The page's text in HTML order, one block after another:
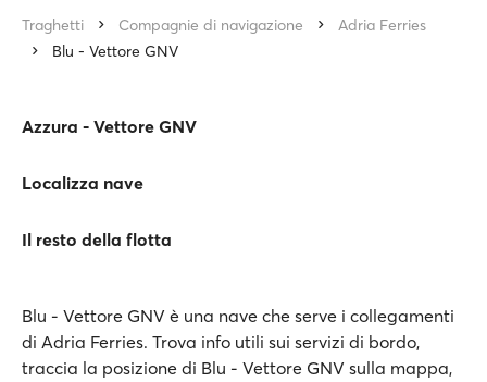
Traghetti Compagnie di navigazione
Adria Ferries
Blu - Vettore GNV
Azzura - Vettore GNV
Localizza nave
Il resto della flotta
Blu - Vettore GNV è una nave che serve i collegamenti
di Adria Ferries. Trova info utili sui servizi di bordo,
traccia la posizione di Blu - Vettore GNV sulla mappa,